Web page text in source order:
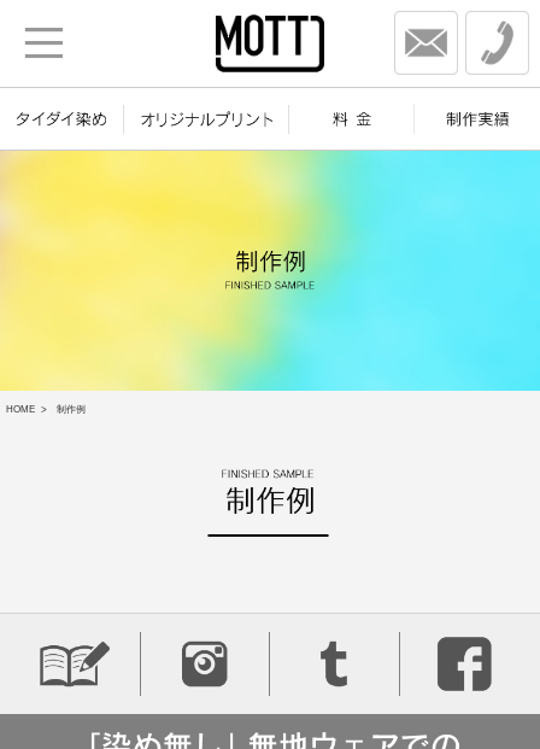
HOME 制作例